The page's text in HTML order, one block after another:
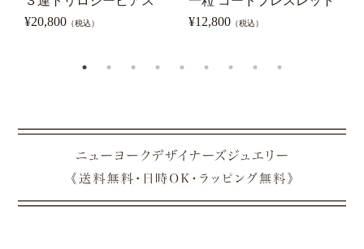
¥20,800 （税込）
¥12,800 （税込）